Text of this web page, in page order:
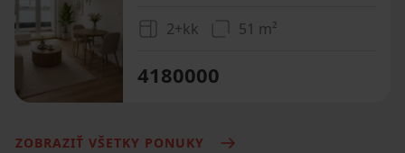
2+kk 51 m²
4180000
ZOBRAZIŤ VŠETKY PONUKY